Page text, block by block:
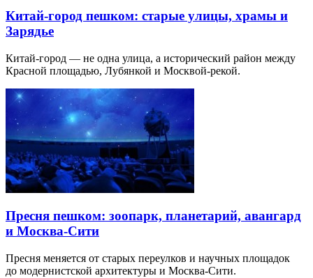
Китай-город пешком: старые улицы, храмы и
Зарядье
Китай-город — не одна улица, а исторический район между
Красной площадью, Лубянкой и Москвой-рекой.
Пресня пешком: зоопарк, планетарий, авангард
и Москва-Сити
Пресня меняется от старых переулков и научных площадок
до модернистской архитектуры и Москва-Сити.